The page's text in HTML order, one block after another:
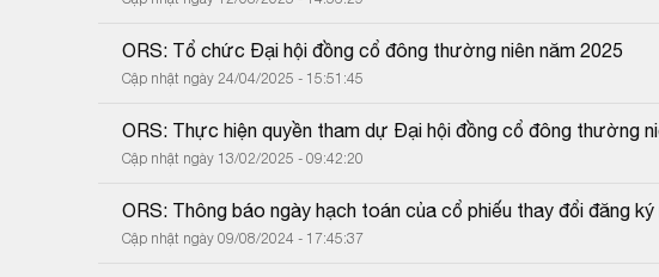
ORS: Tổ chức Đại hội đồng cổ đông thường niên năm 2025
Cập nhật ngày 24/04/2025 - 15:51:45
ORS: Thực hiện quyền tham dự Đại hội đồng cổ đông thường
Cập nhật ngày 13/02/2025 - 09:42:20
ORS: Thông báo ngày hạch toán của cổ phiếu thay đổi đăng ký
Cập nhật ngày 09/08/2024 - 17:45:37